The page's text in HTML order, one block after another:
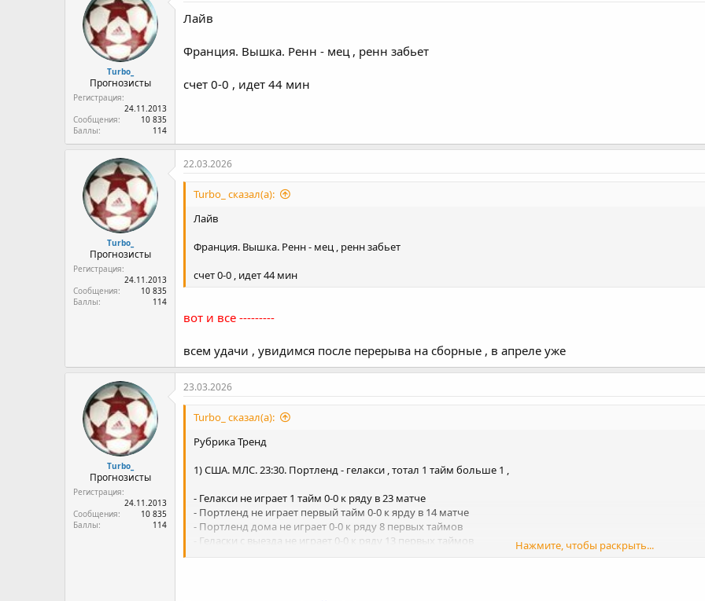
Turbo_
Прогнозисты
Регистрация
24.11.2013
Сообщения
10 835
Баллы
114
Лайв
Франция. Вышка. Ренн - мец , ренн забьет
счет 0-0 , идет 44 мин
Turbo_
Прогнозисты
Регистрация
24.11.2013
Сообщения
10 835
Баллы
114
22.03.2026
Turbo_ сказал(а):
Лайв
Франция. Вышка. Ренн - мец , ренн забьет
счет 0-0 , идет 44 мин
вот и все ---------
всем удачи , увидимся после перерыва на сборные , в апреле уже
Turbo_
Прогнозисты
Регистрация
24.11.2013
Сообщения
10 835
Баллы
114
23.03.2026
Turbo_ сказал(а):
Рубрика Тренд
1) США. МЛС. 23:30. Портленд - гелакси , тотал 1 тайм больше 1 ,
- Гелакси не играет 1 тайм 0-0 к ряду в 23 матче
- Портленд не играет первый тайм 0-0 к ярду в 14 матче
- Портленд дома не играет 0-0 к ряду 8 первых таймов
- Геласки с выезда не играет 0-0 к ряду 13 первых таймов
Нажмите, чтобы раскрыть...